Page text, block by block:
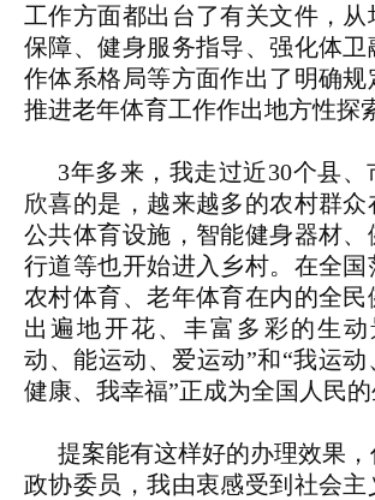
工作方面都出台了有关文件，从
保障、健身服务指导、强化体卫
作体系格局等方面作出了明确
推进老年体育工作作出地方性探
3年多来，我走过近30个县、
欣喜的是，越来越多的农村群众
公共体育设施，智能健身器材
行道等也开始进入乡村。在全
农村体育、老年体育在内的全
出遍地开花、丰富多彩的生动
动、能运动、爱运动”和“我运
健康、我幸福”正成为全国人民的
提案能有这样好的办理效果
政协委员，我由衷感受到社会主